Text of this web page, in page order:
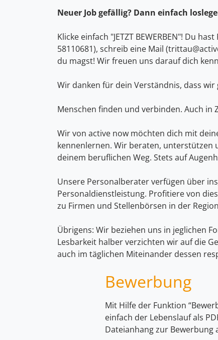
Neuer Job gefällig? Dann einfach
Klicke einfach "JETZT BEWERBEN"! Du
58110681), schreib eine Mail
du magst! Wir freuen uns darauf dich
Wir danken für dein Verständnis, dass
Menschen finden und verbinden. Auch in
Wir von active now möchten dich mit
kennenlernen. Wir beraten, unterstützen
deinem beruflichen Weg. Stets auf
Unsere Personalberater verfügen über
Personaldienstleistung. Profitiere von
zu Firmen und Stellenbörsen in der
Übrigens: Wir beziehen uns in jeglichen
Lesbarkeit halber verzichten wir auf die
auch im täglichen Miteinander dessen
Bewerbung
Mit Hilfe der Funktion
einfach der Lebenslauf als
Dateianhang zur Bewerbung